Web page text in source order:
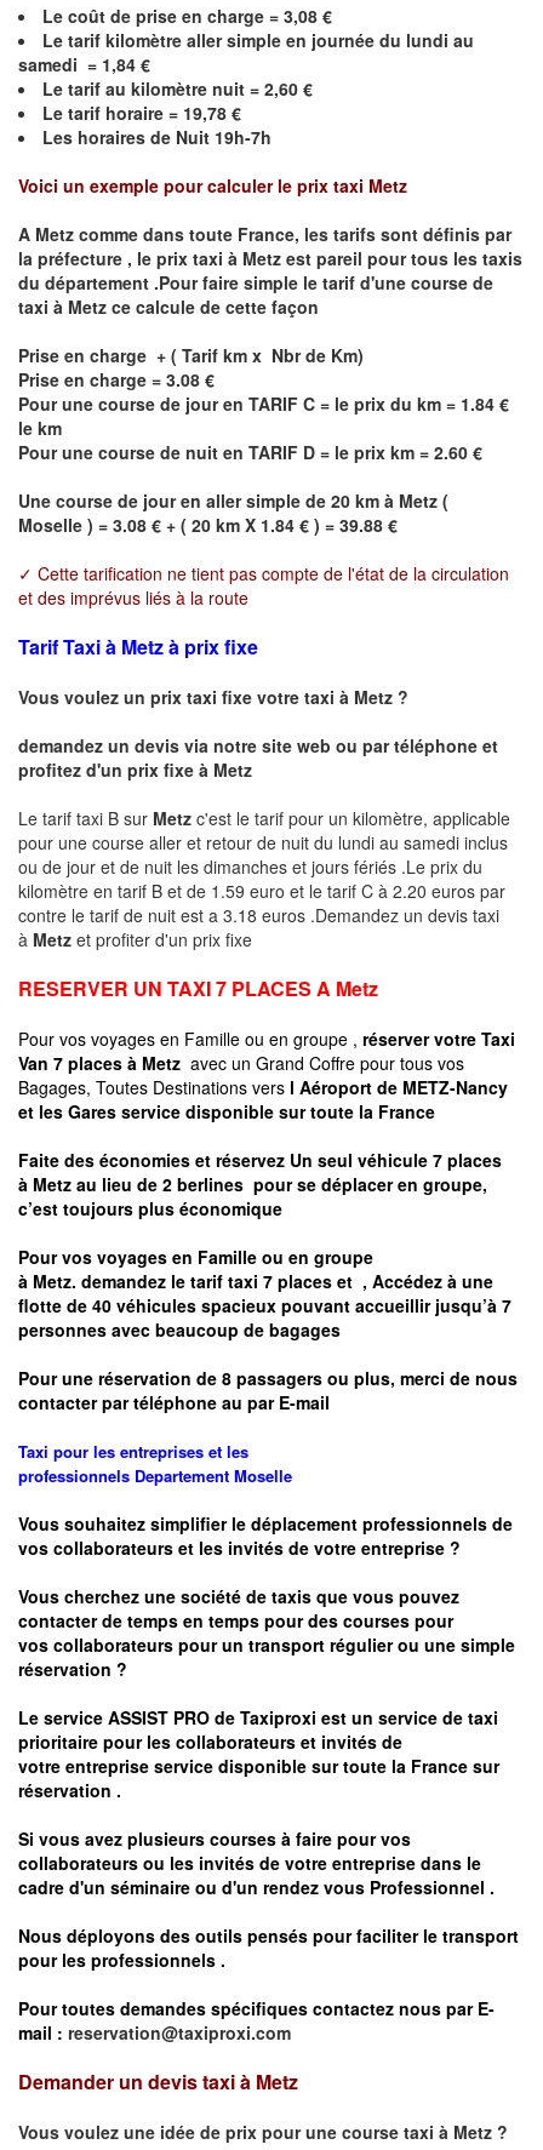
Le coût de prise en charge = 3,08 €
Le tarif kilomètre aller simple en journée du lundi au
samedi = 1,84 €
Le tarif au kilomètre nuit = 2,60 €
Le tarif horaire = 19,78 €
Les horaires de Nuit 19h-7h
Voici un exemple pour calculer le prix taxi Metz
A Metz comme dans toute France, les tarifs sont définis par
la préfecture , le prix taxi à Metz est pareil pour tous les taxis
du département .Pour faire simple le tarif d'une course de
taxi à Metz ce calcule de cette façon
Prise en charge + ( Tarif km x Nbr de Km)
Prise en charge = 3.08 €
Pour une course de jour en TARIF C = le prix du km = 1.84 €
le km
Pour une course de nuit en TARIF D = le prix km = 2.60 €
Une course de jour en aller simple de 20 km à Metz (
Moselle ) = 3.08 € + ( 20 km X 1.84 € ) = 39.88 €
✓ Cette tarification ne tient pas compte de l'état de la circulation
et des imprévus liés à la route
Tarif Taxi à Metz à prix fixe
Vous voulez un prix taxi fixe votre taxi à Metz ?
demandez un devis via notre site web ou par téléphone et
profitez d'un prix fixe à Metz
Le tarif taxi B sur Metz c'est le tarif pour un kilomètre, applicable
pour une course aller et retour de nuit du lundi au samedi inclus
ou de jour et de nuit les dimanches et jours fériés .Le prix du
kilomètre en tarif B et de 1.59 euro et le tarif C à 2.20 euros par
contre le tarif de nuit est a 3.18 euros .Demandez un devis taxi
à Metz et profiter d'un prix fixe
RESERVER UN TAXI 7 PLACES A Metz
Pour vos voyages en Famille ou en groupe , réserver votre Taxi
Van 7 places à Metz avec un Grand Coffre pour tous vos
Bagages, Toutes Destinations vers l Aéroport de METZ-Nancy
et les Gares service disponible sur toute la France
Faite des économies et réservez Un seul véhicule 7 places
à Metz au lieu de 2 berlines pour se déplacer en groupe,
c’est toujours plus économique
Pour vos voyages en Famille ou en groupe
à Metz. demandez le tarif taxi 7 places et , Accédez à une
flotte de 40 véhicules spacieux pouvant accueillir jusqu’à 7
personnes avec beaucoup de bagages
Pour une réservation de 8 passagers ou plus, merci de nous
contacter par téléphone au par E-mail
Taxi pour les entreprises et les
professionnels Departement Moselle
Vous souhaitez simplifier le déplacement professionnels de
vos collaborateurs et les invités de votre entreprise ?
Vous cherchez une société de taxis que vous pouvez
contacter de temps en temps pour des courses pour
vos collaborateurs pour un transport régulierou une simple
réservation ?
Le service ASSIST PRO de Taxiproxi est un service de taxi
prioritaire pour les collaborateurs et invités de
votre entreprise service disponible sur toute la France sur
réservation .
Si vous avez plusieurs courses à faire pour vos
collaborateurs ou les invités de votre entreprise dans le
cadre d'un séminaire ou d'un rendez vous Professionnel .
Nous déployons des outils pensés pour faciliter le transport
pour les professionnels .
Pour toutes demandes spécifiques contactez nous par E-
mail : reservation@taxiproxi.com
Demander un devis taxi à Metz
Vous voulez une idée de prix pour une course taxi à Metz ?